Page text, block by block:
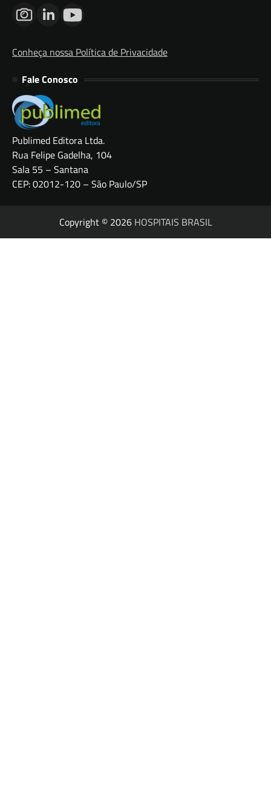
Conheça nossa Política de Privacidade
Fale Conosco
Publimed Editora Ltda.
Rua Felipe Gadelha, 104
Sala 55 – Santana
CEP: 02012-120 – São Paulo/SP
Copyright © 2026 HOSPITAIS BRASIL